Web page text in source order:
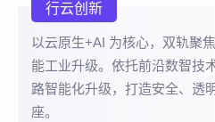
行云创新
以云原生+AI 为核心，双轨聚
能工业升级。依托前沿数智技
路智能化升级，打造安全、透
座。